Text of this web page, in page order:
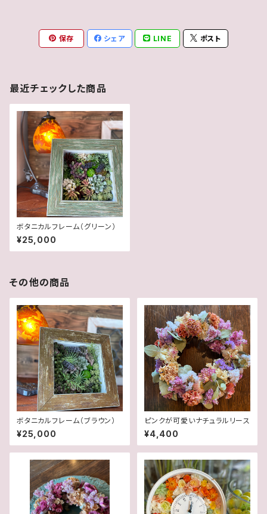
保存 シェア LINE ポスト
最近チェックした商品
ボタニカルフレーム（グリーン）
¥25,000
その他の商品
ボタニカルフレーム（ブラウン）
¥25,000
ピンクが可愛いナチュラルリース
¥4,400